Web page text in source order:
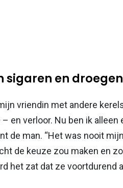
sigaren en
vriendin met andere
en verloor. Nu ben ik alleen
de man. “Het was nooit
de keuze zou maken en
het zat dat ze